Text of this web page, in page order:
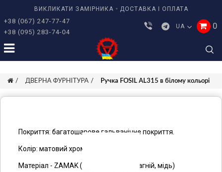
ВИКЛИКАТИ ЗАМІРНИКА ДОСТАВКА І ОПЛАТА
+38 (067) 247-77-47
+38 (095) 283-74-04
UA 0
ДВЕРНА ФУРНІТУРА Ручка FOSIL AL315 в білому кольорі
Покриття: багатошарове гальванічне покриття.
Колір: матовий хром
Матеріал - ZAMAK (цинк, алюміній, магній, мідь)
Покриття: багатошарове гальванічне покриття.
Колір: матовий хром
Матеріал - ZAMAK (цинк, алюміній, магній, мідь)